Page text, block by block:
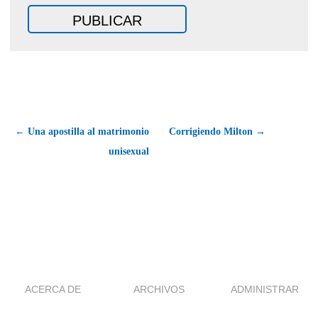
← Una apostilla al matrimonio
unisexual
Corrigiendo Milton →
ACERCA DE ARCHIVOS ADMINISTRAR